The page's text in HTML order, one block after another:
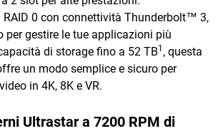
RAID 0 con connettività Thunderbolt™ 3,
per gestire le tue applicazioni più
di storage fino a 52 TB1 , questa
un modo semplice e sicuro per
in 4K, 8K e VR.
Ultrastar a 7200 RPM di